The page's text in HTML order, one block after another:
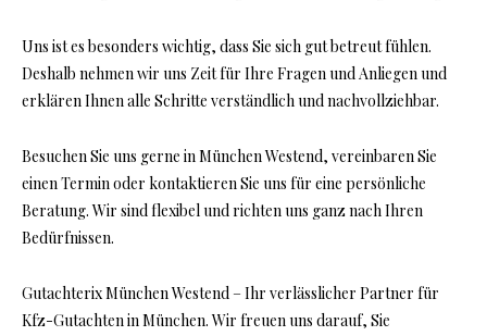
Uns ist es besonders wichtig, dass Sie sich gut betreut fühlen.
Deshalb nehmen wir uns Zeit für Ihre Fragen und Anliegen und
erklären Ihnen alle Schritte verständlich und nachvollziehbar.
Besuchen Sie uns gerne in München Westend, vereinbaren Sie
einen Termin oder kontaktieren Sie uns für eine persönliche
Beratung. Wir sind flexibel und richten uns ganz nach Ihren
Bedürfnissen.
Gutachterix München Westend – Ihr verlässlicher Partner für
Kfz-Gutachten in München. Wir freuen uns darauf, Sie